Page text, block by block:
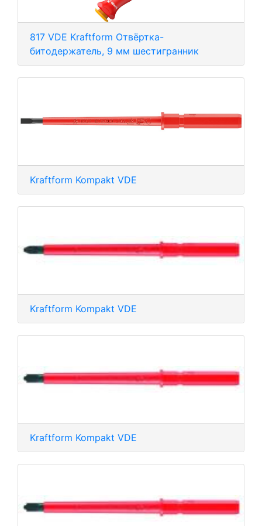
817 VDE Kraftform Отвёртка-
битодержатель, 9 мм шестигранник
Kraftform Kompakt VDE
Kraftform Kompakt VDE
Kraftform Kompakt VDE